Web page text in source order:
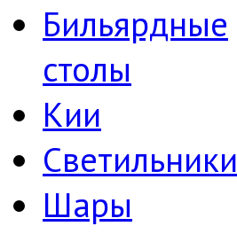
Бильярдные
столы
Кии
Светильники
Шары